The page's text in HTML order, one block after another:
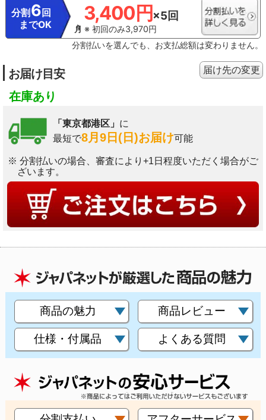
分割 6 回
までOK
3,400円×5回
※ 初回のみ3,970円
分割払いを選んでも、お支払総額は変わりません。
お届け目安
在庫あり
「東京都港区」 に
最短で8月9日(日)お届け可能
※ 分割払いの場合、審査により+1日程度いただく場合がご
ざいます。
届け先の変更
商品の魅力 商品レビュー
仕様・付属品 よくある質問